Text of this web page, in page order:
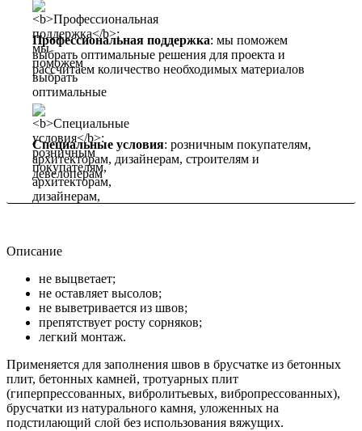
Профессиональная поддержка: мы поможем
выбрать оптимальные решения для проекта и
рассчитаем количество необходимых материалов
Специальные условия: розничным покупателям,
архитекторам, дизайнерам, строителям и
девелоперам
Описание
не выцветает;
не оставляет высолов;
не выветривается из швов;
препятствует росту сорняков;
легкий монтаж.
Применяется для заполнения швов в брусчатке из бетонных
плит, бетонных камней, тротуарных плит
(гиперпрессованных, вибролитьевых, вибропрессованных),
брусчатки из натурального камня, уложенных на
подстилающий слой без использования вяжущих.